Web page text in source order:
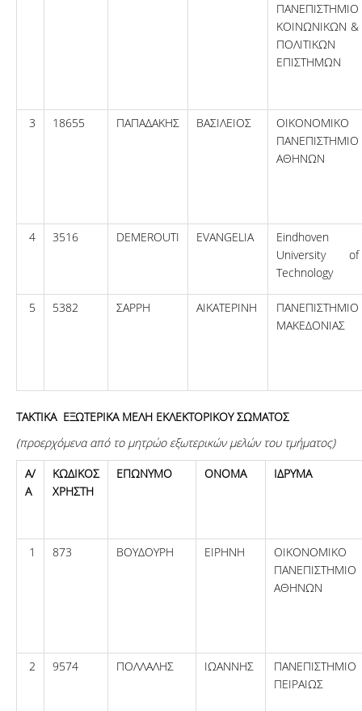
ΠΑΝΕΠΙΣΤΗΜΙΟ
ΚΟΙΝΩΝΙΚΩΝ &
ΠΟΛΙΤΙΚΩΝ
ΕΠΙΣΤΗΜΩΝ
3 18655 ΠΑΠΑΔΑΚΗΣ ΒΑΣΙΛΕΙΟΣ
ΟΙΚΟΝΟΜΙΚΟ
ΠΑΝΕΠΙΣΤΗΜΙΟ
ΑΘΗΝΩΝ
4 3516 DEMEROUTI EVANGELIA
Eindhoven
University of
Technology
5 5382 ΣΑΡΡΗ ΑΙΚΑΤΕΡΙΝΗ
ΠΑΝΕΠΙΣΤΗΜΙΟ
ΜΑΚΕΔΟΝΙΑΣ
ΤΑΚΤΙΚΑ ΕΞΩΤΕΡΙΚΑ ΜΕΛΗ ΕΚΛΕΚΤΟΡΙΚΟΥ ΣΩΜΑΤΟΣ
(προερχόμενα από το μητρώο εξωτερικών μελών του τμήματος)
Α/
Α
ΚΩΔΙΚΟΣ
ΧΡΗΣΤΗ
ΕΠΩΝΥΜΟ ΟΝΟΜΑ ΙΔΡΥΜΑ
1 873 ΒΟΥΔΟΥΡΗ ΕΙΡΗΝΗ
ΟΙΚΟΝΟΜΙΚΟ
ΠΑΝΕΠΙΣΤΗΜΙΟ
ΑΘΗΝΩΝ
2 9574 ΠΟΛΛΑΛΗΣ ΙΩΑΝΝΗΣ
ΠΑΝΕΠΙΣΤΗΜΙΟ
ΠΕΙΡΑΙΩΣ